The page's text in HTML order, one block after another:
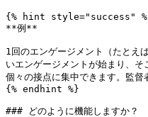
{% hint style="success"
**例**
1回のエンゲージメント（たとえ
いエンゲージメントが始まり、
個々の接点に集中できます。監督
{% endhint %}
### どのように機能しますか？